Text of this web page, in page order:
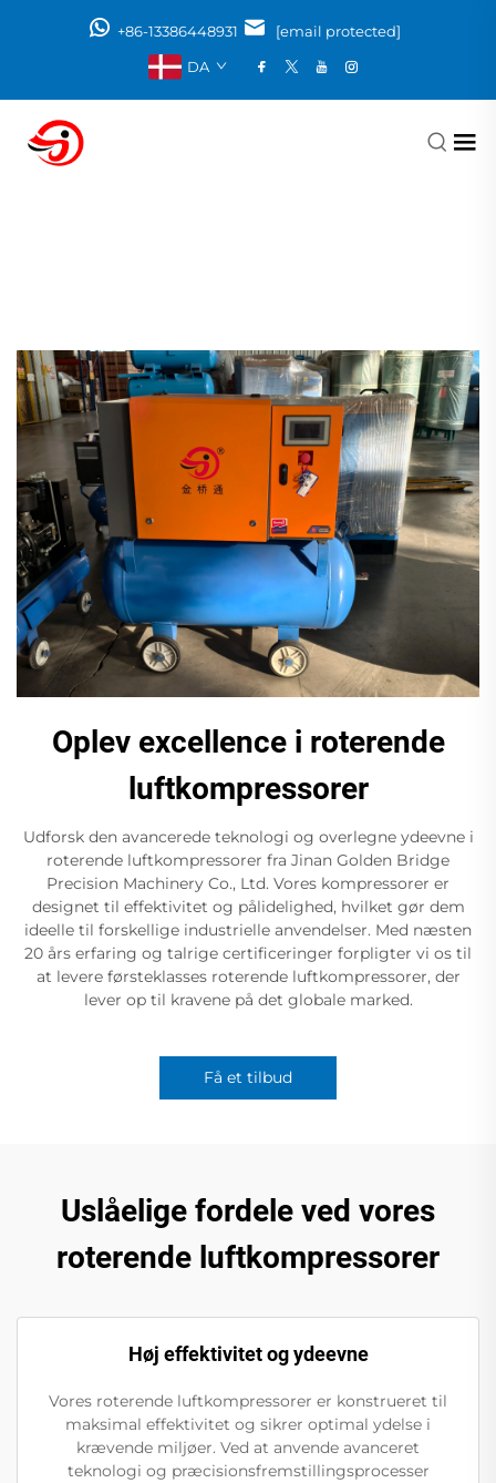
+86-13386448931
[email protected]
DA
Oplev excellence i roterende
luftkompressorer
Udforsk den avancerede teknologi og overlegne ydeevne i
roterende luftkompressorer fra Jinan Golden Bridge
Precision Machinery Co., Ltd. Vores kompressorer er
designet til effektivitet og pålidelighed, hvilket gør dem
ideelle til forskellige industrielle anvendelser. Med næsten
20 års erfaring og talrige certificeringer forpligter vi os til
at levere førsteklasses roterende luftkompressorer, der
lever op til kravene på det globale marked.
Få et tilbud
Uslåelige fordele ved vores
roterende luftkompressorer
Høj effektivitet og ydeevne
Vores roterende luftkompressorer er konstrueret til
maksimal effektivitet og sikrer optimal ydelse i
krævende miljøer. Ved at anvende avanceret
teknologi og præcisionsfremstillingsprocesser